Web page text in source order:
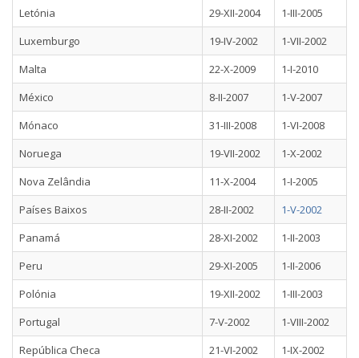
Letónia
29-XII-2004
1-III-2005
Luxemburgo
19-IV-2002
1-VII-2002
Malta
22-X-2009
1-I-2010
México
8-II-2007
1-V-2007
Mónaco
31-III-2008
1-VI-2008
Noruega
19-VII-2002
1-X-2002
Nova Zelândia
11-X-2004
1-I-2005
Países Baixos
28-II-2002
1-V-2002
Panamá
28-XI-2002
1-II-2003
Peru
29-XI-2005
1-II-2006
Polónia
19-XII-2002
1-III-2003
Portugal
7-V-2002
1-VIII-2002
República Checa
21-VI-2002
1-IX-2002